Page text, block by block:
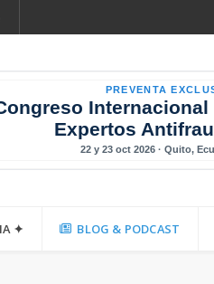
PREVENTA
Internacional
Expertos
22 y 23 oct 2026 · Quito,
✦ BLOG & PODCAST